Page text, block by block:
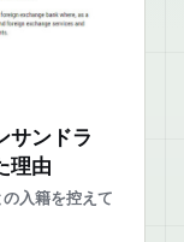
サンドラ
理由
入籍を控えて